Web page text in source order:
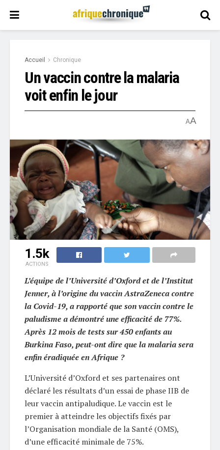
Accueil Chronique
Un vaccin contre la malaria
voit enfin le jour
AA
1.5k
ACTIONS
L’équipe de l’Université d’Oxford et de l’Institut
Jenner, à l’origine du vaccin AstraZeneca contre
la Covid-19, a rapporté que son vaccin contre le
paludisme a démontré une efficacité de 77%.
Après 12 mois de tests sur 450 enfants au
Burkina Faso, peut-ont dire que la malaria sera
enfin éradiquée en Afrique ?
L’Université d’Oxford et ses partenaires ont
déclaré les résultats d’un essai de phase IIB de
leur vaccin antipaludique. Le vaccin est le
premier à atteindre les objectifs fixés par
l’Organisation mondiale de la Santé (OMS),
d’une efficacité minimale de 75%.